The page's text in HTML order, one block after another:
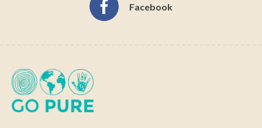
Facebook